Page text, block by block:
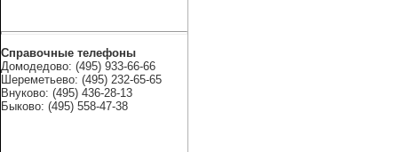
Справочные телефоны
Домодедово: (495) 933-66-66
Шереметьево: (495) 232-65-65
Внуково: (495) 436-28-13
Быково: (495) 558-47-38